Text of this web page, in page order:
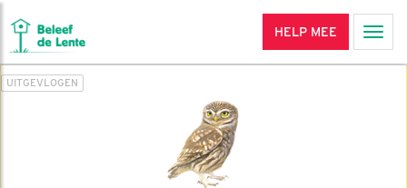
HELP MEE
UITGEVLOGEN